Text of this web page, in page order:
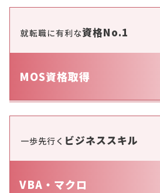
就転職に有利な資格No.1
MOS資格取得
一歩先行く ビジネススキル
VBA・マクロ